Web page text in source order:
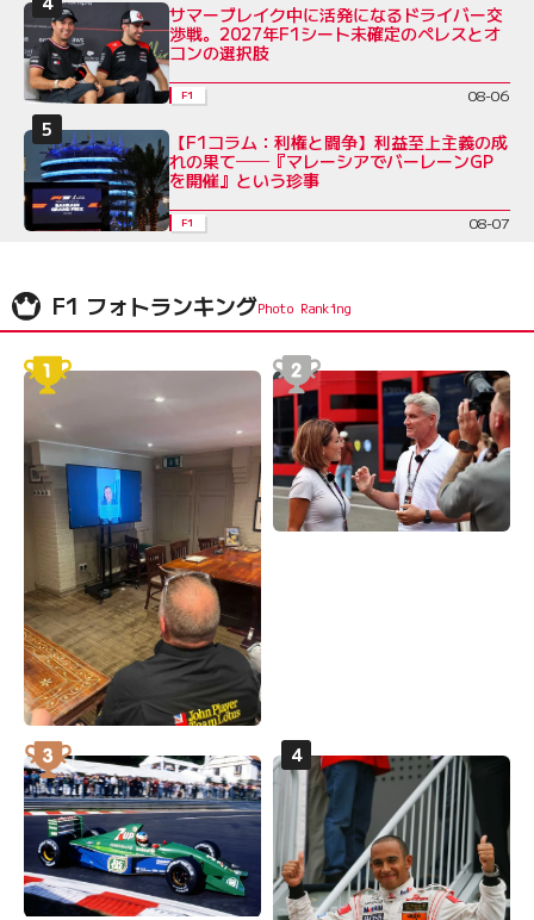
サマーブレイク中に活発になるドライバー交
渉戦。2027年F1シート未確定のペレスとオ
コンの選択肢
F1 08-06
【F1コラム：利権と闘争】利益至上主義の成
れの果て──『マレーシアでバーレーンGP
を開催』という珍事
F1 08-07
F1 フォトランキング